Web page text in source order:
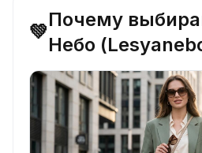
💚
Почему
Небо